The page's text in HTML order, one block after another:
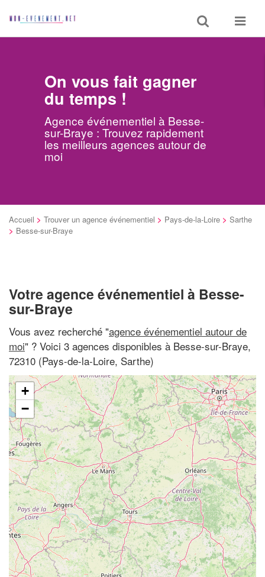
Toggle
search
Toggle
On vous fait gagner
du temps !
Agence événementiel à Besse-
sur-Braye : Trouvez rapidement
les meilleurs agences autour de
moi
Accueil > Trouver un agence événementiel > Pays-de-la-Loire > Sarthe
> Besse-sur-Braye
Votre agence événementiel à Besse-
sur-Braye
Vous avez recherché "agence événementiel autour de
moi" ? Voici 3 agences disponibles à Besse-sur-Braye,
72310 (Pays-de-la-Loire, Sarthe)
+
−